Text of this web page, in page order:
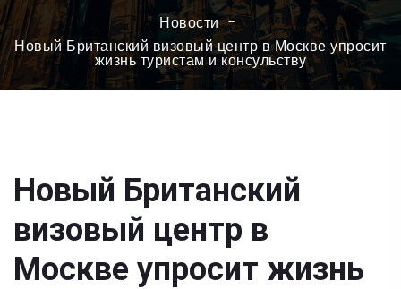
Новости
Новый Британский визовый центр в Москве упросит
жизнь туристам и консульству
Новый Британский
визовый центр в
Москве упросит жизнь